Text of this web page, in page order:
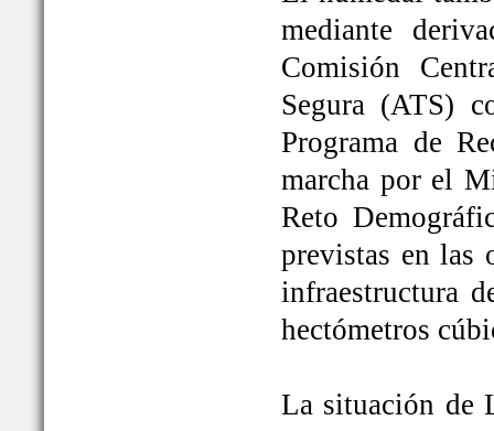
mediante
Comisión
Segura (ATS)
Programa de
marcha por el
Reto
previstas en las
infraestructura
hectómetros
La situación de